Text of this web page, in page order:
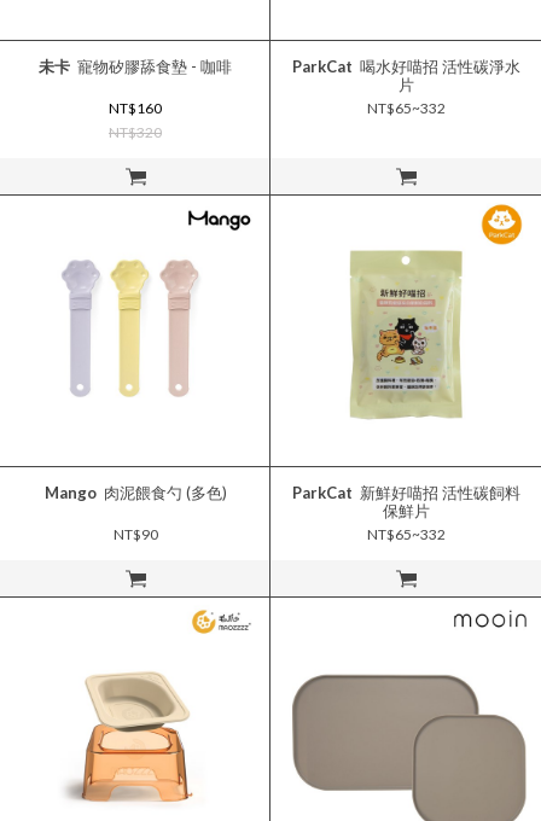
立即購買
未卡 寵物矽膠舔食墊 - 咖啡
NT$160
NT$320
立即購買
ParkCat
片
NT$65~332
立即購買
Mango 肉泥餵食勺 (多色)
NT$90
立即購買
ParkCat
保鮮片
NT$65~332